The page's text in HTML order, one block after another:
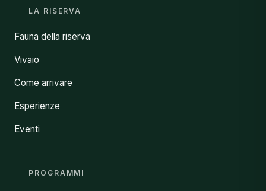
LA RISERVA
Fauna della riserva
Vivaio
Come arrivare
Esperienze
Eventi
PROGRAMMI